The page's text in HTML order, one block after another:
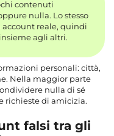
contenuti
nulla. Lo stesso
account reale, quindi
agli altri.
personali: città,
Nella maggior parte
nulla di sé
richieste di amicizia.
falsi tra gli